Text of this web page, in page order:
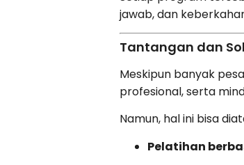
jawab, dan
Tantangan dan
Meskipun banyak
profesional, serta
Namun, hal ini bisa
Pelatihan